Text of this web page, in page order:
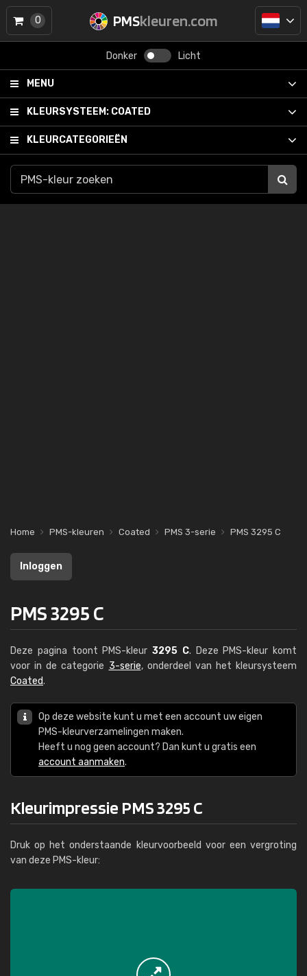
PMSkleuren.com
Donker Licht
MENU
KLEURSYSTEEM: COATED
KLEURCATEGORIEËN
0
Home PMS-kleuren Coated PMS 3-serie PMS 3295 C
Inloggen
PMS 3295 C
Deze pagina toont PMS-kleur 3295 C. Deze PMS-kleur komt
voor in de categorie 3-serie, onderdeel van het kleursysteem
Coated.
Op deze website kunt u met een account uw eigen
PMS-kleurverzamelingen maken.
Heeft u nog geen account? Dan kunt u gratis een
account aanmaken.
Kleurimpressie PMS 3295 C
Druk op het onderstaande kleurvoorbeeld voor een vergroting
van deze PMS-kleur: